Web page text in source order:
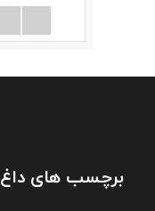
برچسب های داغ